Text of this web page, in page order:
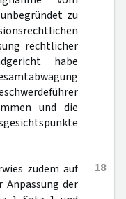
zu
rechtlicher
habe
und die
18
zudem auf
Anpassung der